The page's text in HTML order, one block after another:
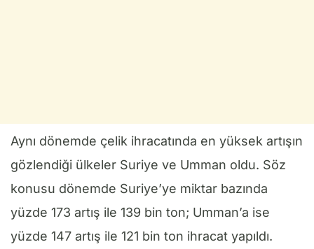
Aynı dönemde çelik ihracatında en yüksek artışın
gözlendiği ülkeler Suriye ve Umman oldu. Söz
konusu dönemde Suriye’ye miktar bazında
yüzde 173 artış ile 139 bin ton; Umman’a ise
yüzde 147 artış ile 121 bin ton ihracat yapıldı.